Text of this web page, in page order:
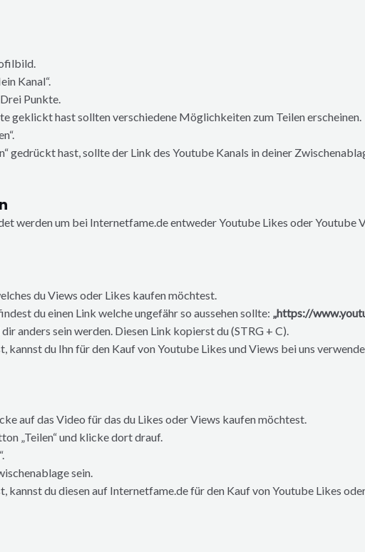
Kanal“.
Punkte.
geklickt hast sollten verschiedene Möglichkeiten zum Teilen erscheinen.
gedrückt hast, sollte der Link des Youtube Kanals in deiner
werden um bei Internetfame.de entweder Youtube Likes oder Youtube
du Views oder Likes kaufen möchtest.
du einen Link welche ungefähr so aussehen sollte: „https://
anders sein werden. Diesen Link kopierst du (STRG + C).
kannst du Ihn für den Kauf von Youtube Likes und Views bei uns
auf das Video für das du Likes oder Views kaufen möchtest.
„Teilen“ und klicke dort drauf.
sein.
kannst du diesen auf Internetfame.de für den Kauf von Youtube Likes